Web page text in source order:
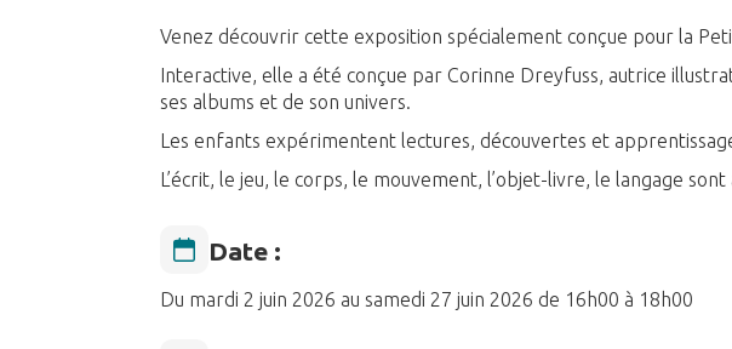
Venez découvrir cette exposition spécialement conçue pour la
Interactive, elle a été conçue par Corinne Dreyfuss, autrice
ses albums et de son univers.
Les enfants expérimentent lectures, découvertes et
L’écrit, le jeu, le corps, le mouvement, l’objet-livre, le langage sont
Date :
Du mardi 2 juin 2026 au samedi 27 juin 2026 de 16h00 à 18h00